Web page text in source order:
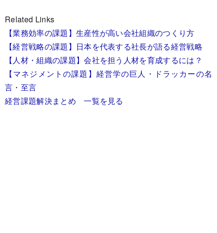
Related Links
【業務効率の課題】生産性が高い会社組織のつくり方
【経営戦略の課題】日本を代表する社長が語る経営戦略
【人材・組織の課題】会社を担う人材を育成するには？
【マネジメントの課題】経営学の巨人・ドラッカーの名
言・至言
経営課題解決まとめ 一覧を見る